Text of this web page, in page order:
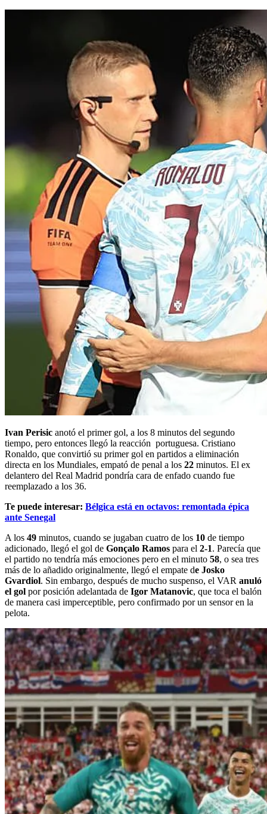
Ivan Perisic anotó el primer gol, a los 8 minutos del segundo
tiempo, pero entonces llegó la reacción portuguesa. Cristiano
Ronaldo, que convirtió su primer gol en partidos a eliminación
directa en los Mundiales, empató de penal a los 22 minutos. El ex
delantero del Real Madrid pondría cara de enfado cuando fue
reemplazado a los 36.
Te puede interesar: Bélgica está en octavos: remontada épica
ante Senegal
A los 49 minutos, cuando se jugaban cuatro de los 10 de tiempo
adicionado, llegó el gol de Gonçalo Ramos para el 2-1. Parecía que
el partido no tendría más emociones pero en el minuto 58, o sea tres
más de lo añadido originalmente, llegó el empate de Josko
Gvardiol. Sin embargo, después de mucho suspenso, el VAR anuló
el gol por posición adelantada de Igor Matanovic, que toca el balón
de manera casi imperceptible, pero confirmado por un sensor en la
pelota.